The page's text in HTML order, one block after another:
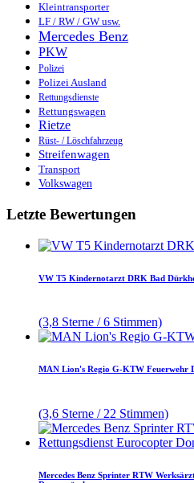
Kleintransporter
LF / RW / GW usw.
Mercedes Benz
PKW
Polizei
Polizei Ausland
Rettungsdienste
Rettungswagen
Rietze
Rüst- / Löschfahrzeug
Streifenwagen
Transport
Volkswagen
Letzte Bewertungen
VW T5 Kindernotarzt DRK Bad
(3,8 Sterne / 6 Stimmen)
MAN Lion's Regio G-KTW Feuerwehr
(3,6 Sterne / 22 Stimmen)
Mercedes Benz Sprinter RTW